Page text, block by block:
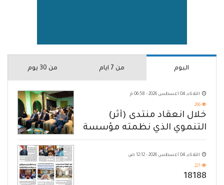
اليوم من 7 ايام من 30 يوم
الثلاثاء, 04 أغسطس 2026 - 06:58 م
266
خلال انعقاد منتدى (أثر)
التنموي الذي نظمته مؤسسة
حضرموت
الثلاثاء, 04 أغسطس 2026 - 12:12 ص
221
18188